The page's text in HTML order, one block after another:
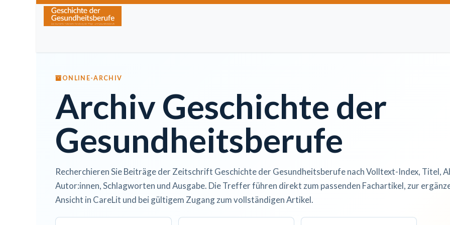
Zum Inhalt springen
ONLINE-ARCHIV
Archiv Geschichte der
Gesundheitsberufe
Recherchieren Sie Beiträge der Zeitschrift Geschichte der Gesundheitsberufe nach Volltext-Index, Titel,
Autor:innen, Schlagworten und Ausgabe. Die Treffer führen direkt zum passenden Fachartikel, zur
Ansicht in CareLit und bei gültigem Zugang zum vollständigen Artikel.